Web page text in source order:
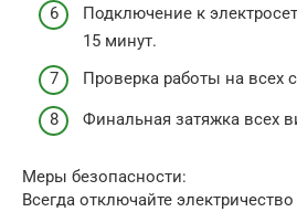
Подключение к
15 минут.
Проверка работы на всех
Финальная затяжка всех
Меры безопасности:
Всегда отключайте